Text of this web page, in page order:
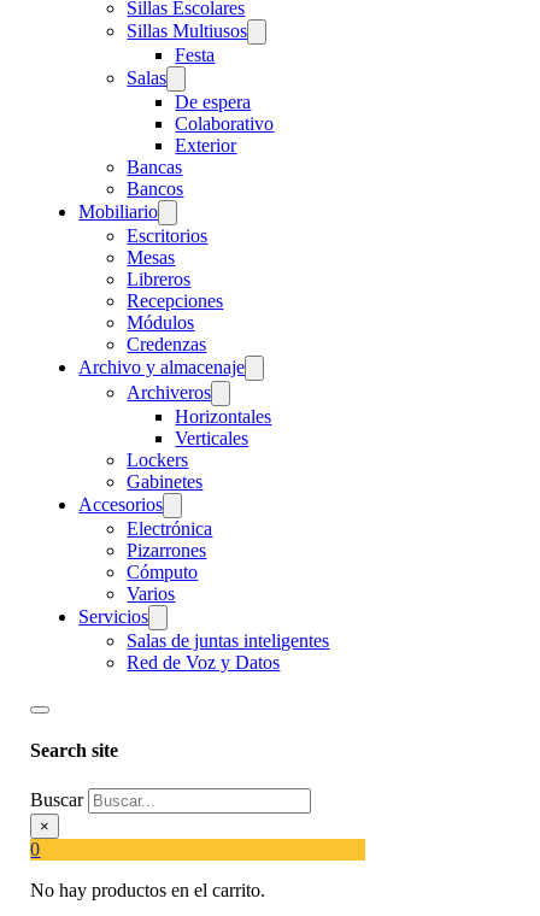
Sillas Escolares
Sillas Multiusos
Festa
Salas
De espera
Colaborativo
Exterior
Bancas
Bancos
Mobiliario
Escritorios
Mesas
Libreros
Recepciones
Módulos
Credenzas
Archivo y almacenaje
Archiveros
Horizontales
Verticales
Lockers
Gabinetes
Accesorios
Electrónica
Pizarrones
Cómputo
Varios
Servicios
Salas de juntas inteligentes
Red de Voz y Datos
Search site
Buscar
×
0
No hay productos en el carrito.